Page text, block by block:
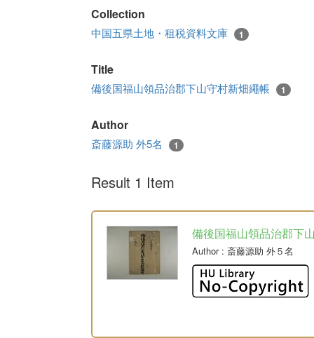
Collection
中国五県土地・租税資料文庫 1
Title
備後国福山領品治郡下山守村新畑繩帳 1
Author
斎藤源助 外5名 1
Result 1 Item
備後国福山領品治郡下
Author: 斎藤源助 外５名